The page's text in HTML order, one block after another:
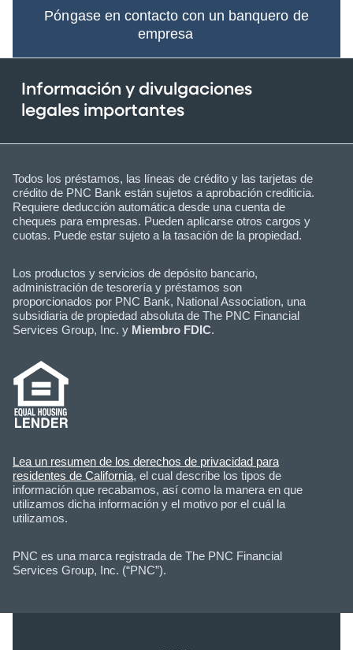
Póngase en contacto con un banquero de
empresa
Información y divulgaciones
legales importantes
Todos los préstamos, las líneas de crédito y las tarjetas de
crédito de PNC Bank están sujetos a aprobación crediticia.
Requiere deducción automática desde una cuenta de
cheques para empresas. Pueden aplicarse otros cargos y
cuotas. Puede estar sujeto a la tasación de la propiedad.
Los productos y servicios de depósito bancario,
administración de tesorería y préstamos son
proporcionados por PNC Bank, National Association, una
subsidiaria de propiedad absoluta de The PNC Financial
Services Group, Inc. y Miembro FDIC.
Lea un resumen de los derechos de privacidad para
residentes de California, el cual describe los tipos de
información que recabamos, así como la manera en que
utilizamos dicha información y el motivo por el cuál la
utilizamos.
PNC es una marca registrada de The PNC Financial
Services Group, Inc. (“PNC”).